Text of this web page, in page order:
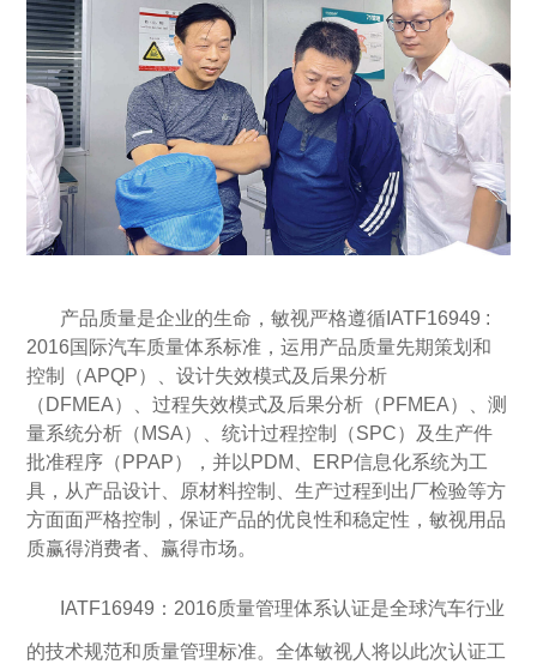
产品质量是企业的生命，敏视严格遵循IATF16949 :
2016国际汽车质量体系标准，运用产品质量先期策划和
控制（APQP）、设计失效模式及后果分析
（DFMEA）、过程失效模式及后果分析（PFMEA）、测
量系统分析（MSA）、统计过程控制（SPC）及生产件
批准程序（PPAP），并以PDM、ERP信息化系统为工
具，从产品设计、原材料控制、生产过程到出厂检验等方
方面面严格控制，保证产品的优良性和稳定性，敏视用品
质赢得消费者、赢得市场。
IATF16949：2016质量管理体系认证是全球汽车行业
的技术规范和质量管理标准。全体敏视人将以此次认证工